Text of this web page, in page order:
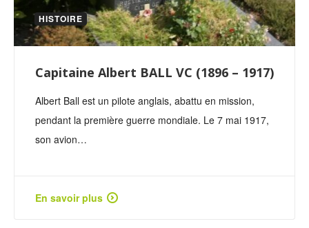
HISTOIRE
Capitaine Albert BALL VC (1896 – 1917)
Albert Ball est un pilote anglais, abattu en mission,
pendant la première guerre mondiale. Le 7 mai 1917,
son avion…
En savoir plus